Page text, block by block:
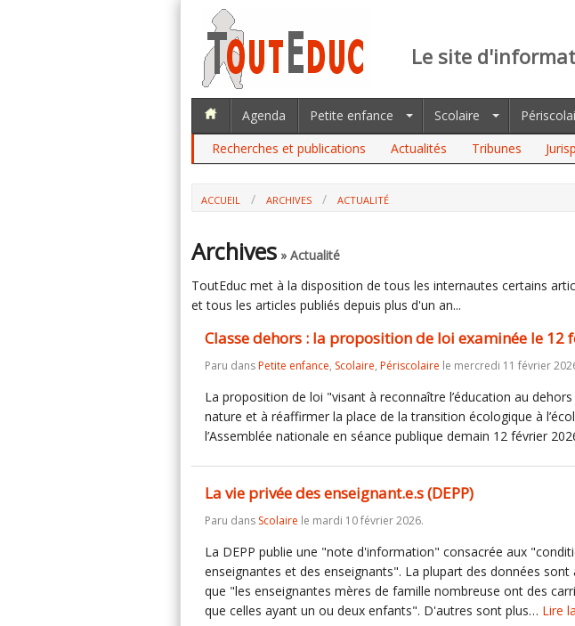
Le site
Agenda Petite enfance Scolaire
Recherches et publications
Actualités Tribunes
ACCUEIL ARCHIVES ACTUALITÉ
Archives » Actualité
ToutEduc met à la disposition de tous les internautes certains
et tous les articles publiés depuis plus d'un an...
Classe dehors : la proposition de loi examinée le 12
Paru dansPetite enfance, Scolaire, Périscolaire le mercredi 11 février
La proposition de loi "visant à reconnaître l’éducation au
nature et à réaffirmer la place de la transition écologique à
l’Assemblée nationale en séance publique demain 12 février
La vie privée des enseignant.e.s (DEPP)
Paru dans Scolaire le mardi 10 février 2026.
La DEPP publie une "note d'information" consacrée aux
enseignantes et des enseignants". La plupart des données sont
que "les enseignantes mères de famille nombreuse ont des
que celles ayant un ou deux enfants". D'autres sont plus… Lire